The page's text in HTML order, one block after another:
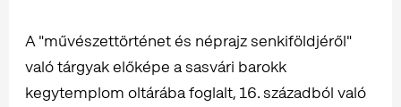
A "művészettörténet és néprajz senkiföldjéről"
való tárgyak előképe a sasvári barokk
kegytemplom oltárába foglalt, 16. századból való